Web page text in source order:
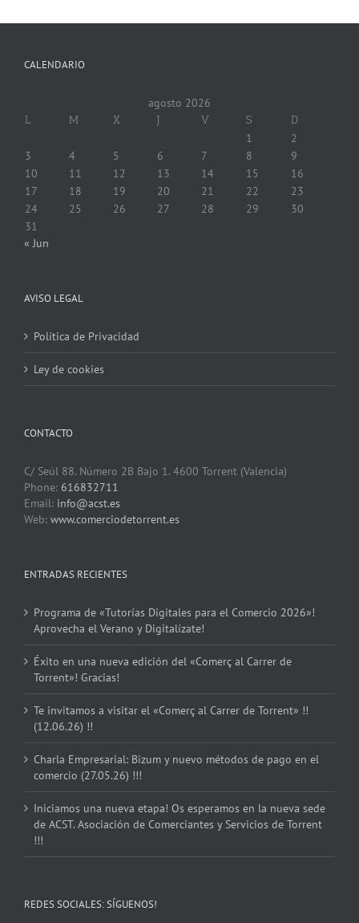
CALENDARIO
agosto 2026
L M X J V S D
1
2
3
4 5 6 7 8
9
10
11 12 13 14 15
16
17
18 19 20 21 22
23
24
25 26 27 28 29
30
31
« Jun
AVISO LEGAL
Política de Privacidad
Ley de cookies
CONTACTO
C/ Seúl 88. Número 2B Bajo 1. 4600 Torrent (Valencia)
Phone: 616832711
Email: info@acst.es
Web: www.comerciodetorrent.es
ENTRADAS RECIENTES
Programa de «Tutorías Digitales para el Comercio 2026»!
Aprovecha el Verano y Digitalízate!
Éxito en una nueva edición del «Comerç al Carrer de
Torrent»! Gracias!
Te invitamos a visitar el «Comerç al Carrer de Torrent» !!
(12.06.26) !!
Charla Empresarial: Bizum y nuevo métodos de pago en el
comercio (27.05.26) !!!
Iniciamos una nueva etapa! Os esperamos en la nueva sede
de ACST. Asociación de Comerciantes y Servicios de Torrent
!!!
REDES SOCIALES: SÍGUENOS!